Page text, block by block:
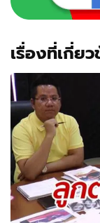
เรื่องที่เกี่ย